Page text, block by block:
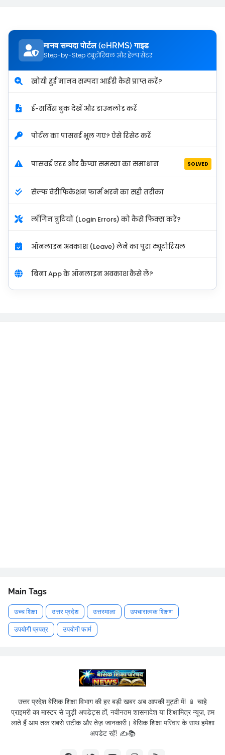
मानव सम्पदा पोर्टल (eHRMS) गाइड
Step-by-Step ट्यूटोरियल और हेल्प सेंटर
खोयी हुई मानव सम्पदा आईडी कैसे प्राप्त करें?
ई-सर्विस बुक देखें और डाउनलोड करें
पोर्टल का पासवर्ड भूल गए? ऐसे रिसेट करें
पासवर्ड एरर और कैप्चा समस्या का समाधान SOLVED
सेल्फ वेरीफिकेशन फार्म भरने का सही तरीका
लॉगिन त्रुटियों (Login Errors) को कैसे फिक्स करें?
ऑनलाइन अवकाश (Leave) लेने का पूरा ट्यूटोरियल
बिना App के ऑनलाइन अवकाश कैसे लें?
Main Tags
उच्च शिक्षा उत्तर प्रदेश उत्तरमाला उपचारात्मक शिक्षण
उपयोगी प्रपत्र उपयोगी फार्म
उत्तर प्रदेश बेसिक शिक्षा विभाग की हर बड़ी खबर अब आपकी मुट्ठी में! 📱 चाहे
प्राइमरी का मास्टर से जुड़ी अपडेट्स हों, नवीनतम शासनादेश या शिक्षामित्र न्यूज़, हम
लाते हैं आप तक सबसे सटीक और तेज़ जानकारी। बेसिक शिक्षा परिवार के साथ हमेशा
अपडेट रहें! ✍️📚